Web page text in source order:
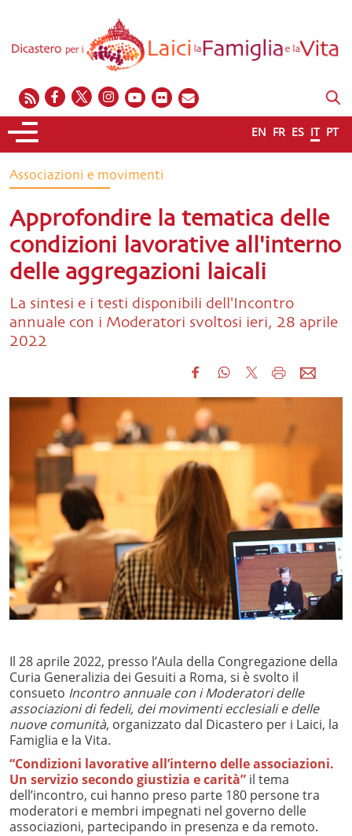
EN FR ES IT PT
Associazioni e movimenti
Approfondire la tematica delle
condizioni lavorative all'interno
delle aggregazioni laicali
La sintesi e i testi disponibili dell'Incontro
annuale con i Moderatori svoltosi ieri, 28 aprile
2022
Il 28 aprile 2022, presso l’Aula della Congregazione della
Curia Generalizia dei Gesuiti a Roma, si è svolto il
consueto Incontro annuale con i Moderatori delle
associazioni di fedeli, dei movimenti ecclesiali e delle
nuove comunità, organizzato dal Dicastero per i Laici, la
Famiglia e la Vita.
“Condizioni lavorative all’interno delle associazioni.
Un servizio secondo giustizia e carità” il tema
dell’incontro, cui hanno preso parte 180 persone tra
moderatori e membri impegnati nel governo delle
associazioni, partecipando in presenza e da remoto.